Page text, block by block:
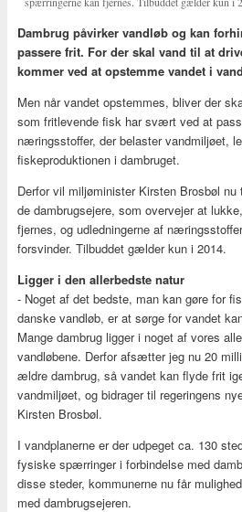
Dambrug påvirker vandløb og kan
passere frit. For der skal vand til at
kommer ved at opstemme vandet i
Men når vandet opstemmes, bliver der
som fritlevende fisk har svært ved at
næringsstoffer, der belaster vandmiljøet,
fiskeproduktionen i dambruget.
Derfor vil miljøminister Kirsten Brosbøl
de dambrugsejere, som overvejer at
fjernes, og udledningerne af
forsvinder. Tilbuddet gælder kun i 2014.
Ligger i den allerbedste natur
- Noget af det bedste, man kan gøre for
danske vandløb, er at sørge for vandet
Mange dambrug ligger i noget af vores
vandløbene. Derfor afsætter jeg nu 20
ældre dambrug, så vandet kan flyde frit
vandmiljøet, og bidrager til regeringens
Kirsten Brosbøl.
I vandplanerne er der udpeget ca. 130
fysiske spærringer i forbindelse med
disse steder, kommunerne nu får
med dambrugsejeren.